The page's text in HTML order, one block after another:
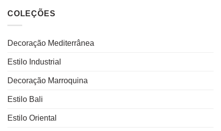
COLEÇÕES
Decoração Mediterrânea
Estilo Industrial
Decoração Marroquina
Estilo Bali
Estilo Oriental